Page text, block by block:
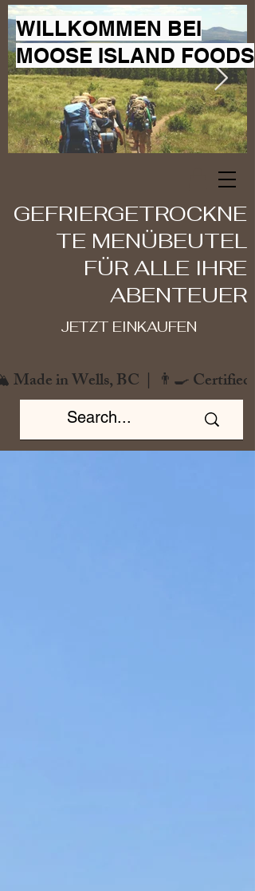
WILLKOMMEN BEI
MOOSE ISLAND FOODS
GEFRIERGETROCKNE
TE MENÜBEUTEL
FÜR ALLE IHRE
ABENTEUER
JETZT EINKAUFEN
in Wells, BC  |  👨‍🍳 Certified